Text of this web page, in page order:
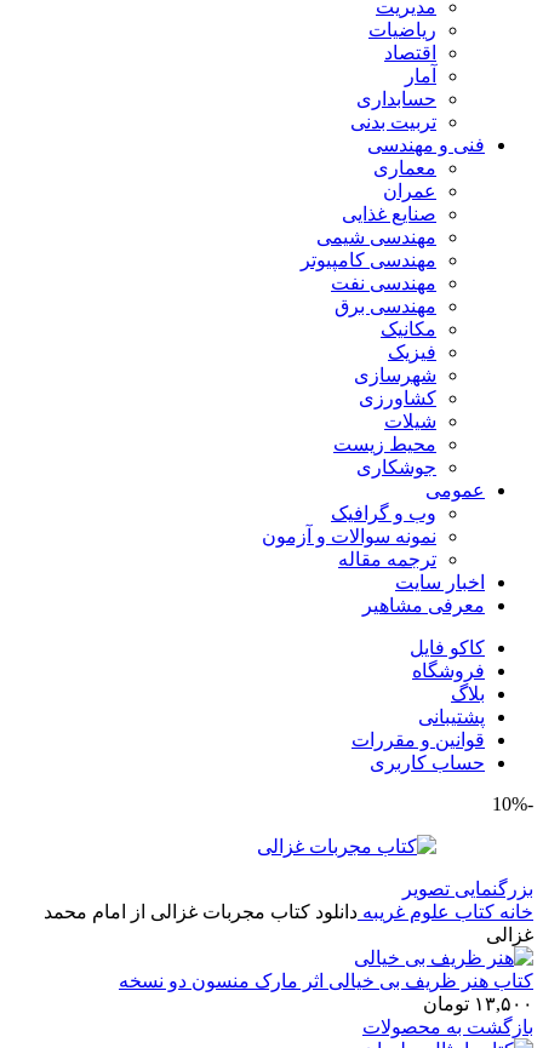
مدیریت
ریاضیات
اقتصاد
آمار
حسابداری
تربیت بدنی
فنی و مهندسی
معماری
عمران
صنایع غذایی
مهندسی شیمی
مهندسی کامپیوتر
مهندسی نفت
مهندسی برق
مکانیک
فیزیک
شهرسازی
کشاورزی
شیلات
محیط زیست
جوشکاری
عمومی
وب و گرافیک
نمونه سوالات و آزمون
ترجمه مقاله
اخبار سایت
معرفی مشاهیر
کاکو فایل
فروشگاه
بلاگ
پشتیبانی
قوانین و مقررات
حساب کاربری
-10%
بزرگنمایی تصویر
خانه کتاب علوم غریبه دانلود کتاب مجربات غزالی از امام محمد
غزالی
کتاب هنر ظریف بی خیالی اثر مارک منسون دو نسخه
۱۳,۵۰۰ تومان
بازگشت به محصولات